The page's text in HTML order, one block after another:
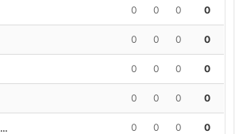
0 0 0 0
0 0 0 0
0 0 0 0
0 0 0 0
Gençlerbirliği S.K. 0 0 0 0